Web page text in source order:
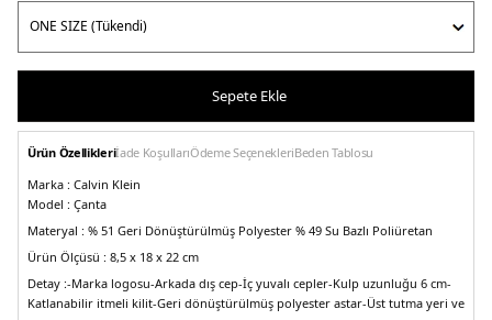
Sepete Ekle
Ürün Özellikleriİade KoşullarıÖdeme SeçenekleriBeden Tablosu
Marka : Calvin Klein
Model : Çanta
Materyal : % 51 Geri Dönüştürülmüş Polyester % 49 Su Bazlı Poliüretan
Ürün Ölçüsü : 8,5 x 18 x 22 cm
Detay :-Marka logosu-Arkada dış cep-İç yuvalı cepler-Kulp uzunluğu 6 cm-
Katlanabilir itmeli kilit-Geri dönüştürülmüş polyester astar-Üst tutma yeri ve